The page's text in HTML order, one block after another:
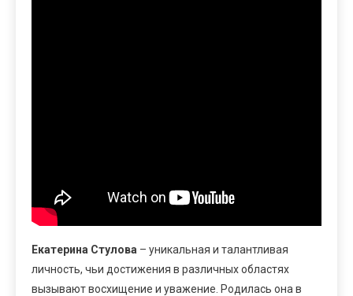
Екатерина Стулова – уникальная и талантливая
личность, чьи достижения в различных областях
вызывают восхищение и уважение. Родилась она в